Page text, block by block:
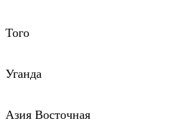
Того
Уганда
Азия Восточная